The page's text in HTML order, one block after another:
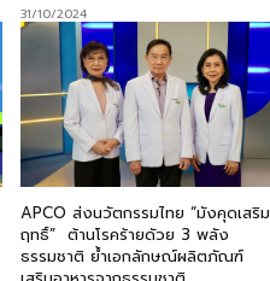
31/10/2024
APCO ส่งนวัตกรรมไทย “มังคุดเสริม
ฤทธิ์” ต้านโรคร้ายดัวย 3 พลัง
ธรรมชาติ ย้ำเอกลักษณ์ผลิตภัณฑ์